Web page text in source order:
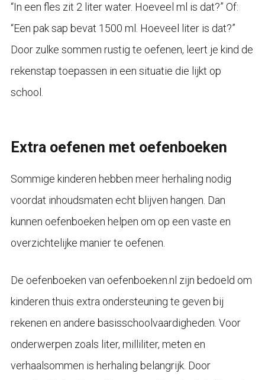
“In een fles zit 2 liter water. Hoeveel ml is dat?” Of:
“Een pak sap bevat 1500 ml. Hoeveel liter is dat?”
Door zulke sommen rustig te oefenen, leert je kind de
rekenstap toepassen in een situatie die lijkt op
school.
Extra oefenen met oefenboeken
Sommige kinderen hebben meer herhaling nodig
voordat inhoudsmaten echt blijven hangen. Dan
kunnen oefenboeken helpen om op een vaste en
overzichtelijke manier te oefenen.
De oefenboeken van oefenboeken.nl zijn bedoeld om
kinderen thuis extra ondersteuning te geven bij
rekenen en andere basisschoolvaardigheden. Voor
onderwerpen zoals liter, milliliter, meten en
verhaalsommen is herhaling belangrijk. Door